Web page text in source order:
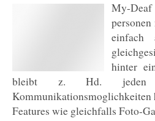
My-Deaf
einfach
hinter
bleibt z. Hd. jeden
Kommunikationsmoglichkeiten
Features wie gleichfalls Foto-